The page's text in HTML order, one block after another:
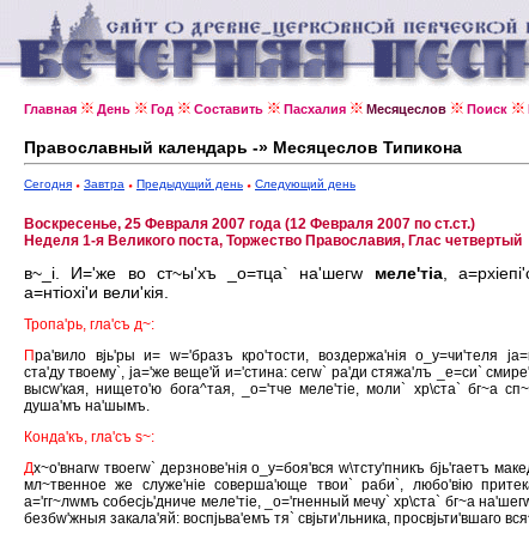
Главная День Год Составить Пасхалия Месяцеслов Поиск
Православный календарь -» Месяцеслов Типикона
Сегодня Завтра Предыдущий день Следующий день
Воскресенье, 25 Февраля 2007 года (12 Февраля 2007 по ст.ст.)
Неделя 1-я Великого поста, Торжество Православия, Глас четвертый
в~_i. И='же во ст~ы'хъ _о=тца` на'шегw меле'тiа,
а=нтiохi'и вели'кiя.
Тропа'рь, гла'съ д~:
Пра'вило вjь'ры и= w='бразъ кро'тости, воздержа'нiя о_у=чи'теля
ста'ду твоему`, jа='же веще'й и='стина: сегw` ра'ди стяжа'лъ _е=си`
высw'кая, нището'ю бога^тая, _о='тче меле'тiе, моли` хр\ста` бг~а
душа'мъ на'шымъ.
Конда'къ, гла'съ s~:
Дх~о'внагw твоегw` дерзнове'нiя о_у=боя'вся w\тсту'пникъ бjь'гаетъ
мл~твенное же служе'нiе соверша'юще твои` раби`, любо'вiю
а='гг~лwмъ собесjь'дниче меле'тiе, _о='гненный мечу` хр\ста` бг~а
безбw'жныя закала'яй: воспjьва'емъ тя` свjьти'льника, просвjьти'вшаго